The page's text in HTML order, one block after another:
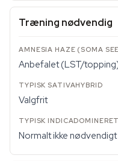
Træning nødvendig
Anbefalet (LST/
Valgfrit
Normalt ikke nødvendigt